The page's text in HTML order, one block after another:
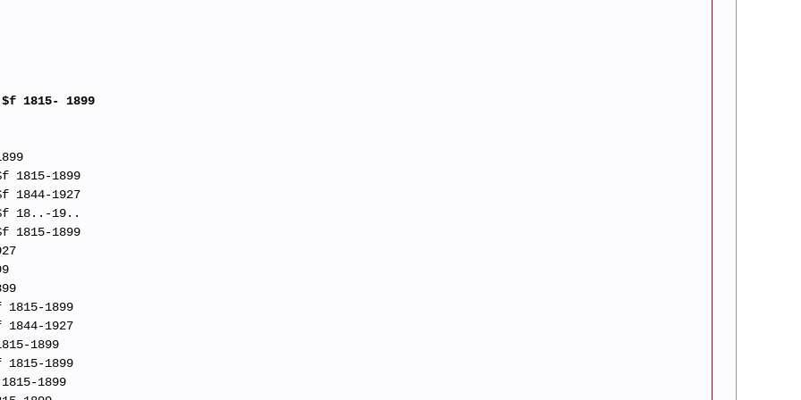
1815- 1899
1815-1899
1844-1927
18..-19..
1815-1899
1899
1927
1899
1899
1899